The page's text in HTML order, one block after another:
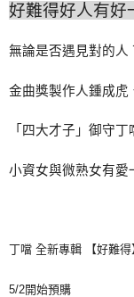
好難得好人有好
無論是否遇見對的人
金曲獎製作人鍾成虎
「四大才子」 御守丁
小資女與微熟女有愛
丁噹 全新專輯 【好難
5/2開始預購